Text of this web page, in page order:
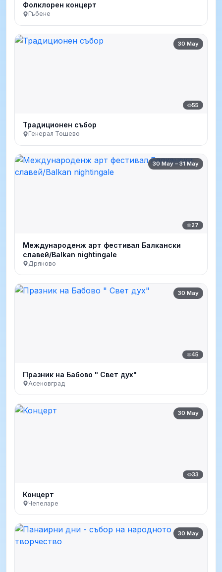
Фолклорен концерт
Гъбене
30 May
55
Традиционен събор
Генерал Тошево
30 May – 31 May
27
Международенж арт фестивал Балкански
славей/Balkan nightingale
Дряново
30 May
45
Празник на Бабово " Свет дух"
Асеновград
30 May
33
Концерт
Чепеларе
30 May